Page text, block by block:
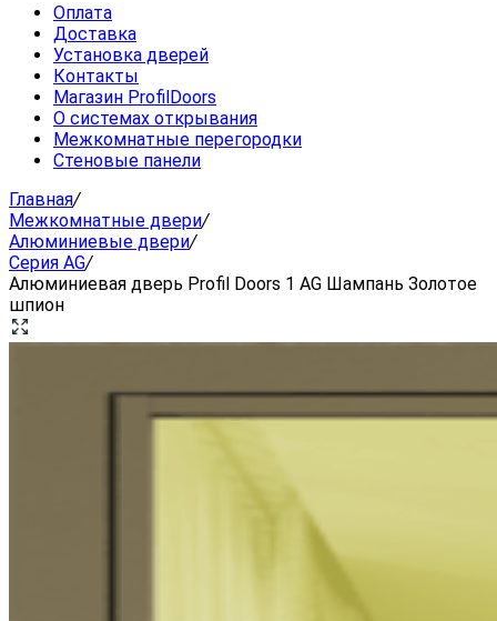
Оплата
Доставка
Установка дверей
Контакты
Магазин ProfilDoors
О системах открывания
Межкомнатные перегородки
Стеновые панели
Главная/
Межкомнатные двери/
Алюминиевые двери/
Серия AG/
Алюминиевая дверь Profil Doors 1 AG Шампань Золотое
шпион